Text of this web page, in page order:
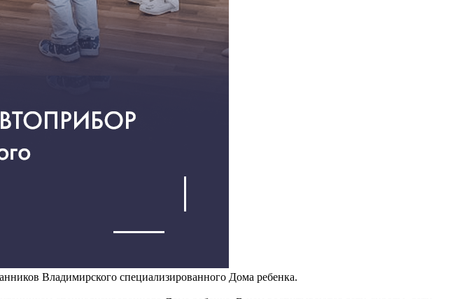
Владимирского специализированного Дома ребенка.